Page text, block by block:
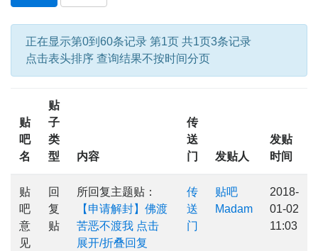
正在显示第0到60条记录 第1页 共1页3条记录
点击表头排序 查询结果不按时间分页
贴
吧
名
贴
子
类
型
内容
传
送
门
发贴人
发贴
时间
贴
吧
意
见
回
复
贴
所回复主题贴：
【申请解封】佛渡
苦恶不渡我 点击
展开/折叠回复
传
送
门
贴吧
Madam
2018-
01-02
11:03